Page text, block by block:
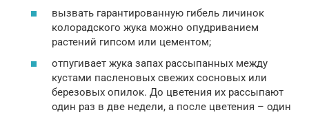
вызвать гарантированную гибель личинок
колорадского жука можно опудриванием
растений гипсом или цементом;
отпугивает жука запах рассыпанных между
кустами пасленовых свежих сосновых или
березовых опилок. До цветения их рассыпают
один раз в две недели, а после цветения – один